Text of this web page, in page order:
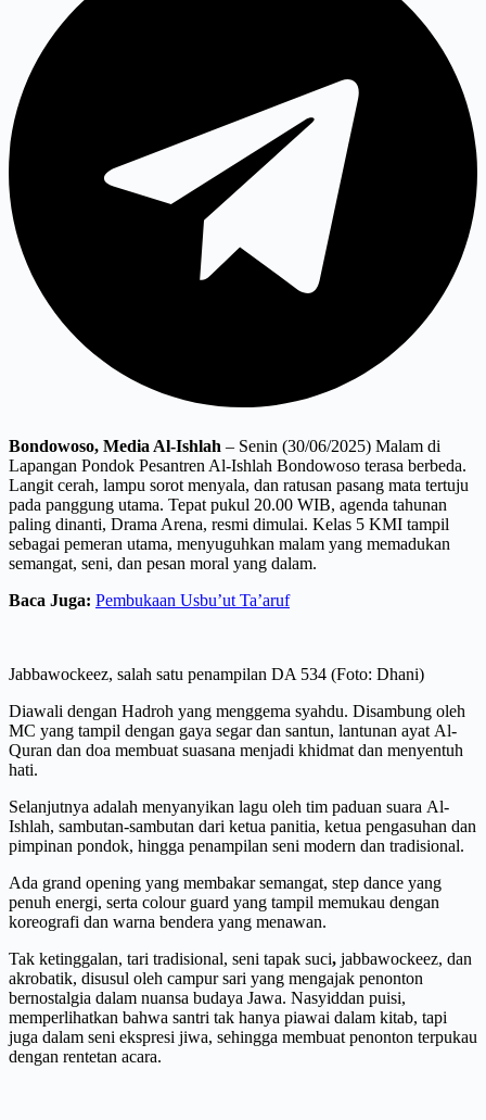
Bondowoso, Media Al-Ishlah – Senin (30/06/2025) Malam di
Lapangan Pondok Pesantren Al-Ishlah Bondowoso terasa berbeda.
Langit cerah, lampu sorot menyala, dan ratusan pasang mata tertuju
pada panggung utama. Tepat pukul 20.00 WIB, agenda tahunan
paling dinanti, Drama Arena, resmi dimulai. Kelas 5 KMI tampil
sebagai pemeran utama, menyuguhkan malam yang memadukan
semangat, seni, dan pesan moral yang dalam.
Baca Juga: Pembukaan Usbu’ut Ta’aruf
Jabbawockeez, salah satu penampilan DA 534 (Foto: Dhani)
Diawali dengan Hadroh yang menggema syahdu. Disambung oleh
MC yang tampil dengan gaya segar dan santun, lantunan ayat Al-
Quran dan doa membuat suasana menjadi khidmat dan menyentuh
hati.
Selanjutnya adalah menyanyikan lagu oleh tim paduan suara Al-
Ishlah, sambutan-sambutan dari ketua panitia, ketua pengasuhan dan
pimpinan pondok, hingga penampilan seni modern dan tradisional.
Ada grand opening yang membakar semangat, step dance yang
penuh energi, serta colour guard yang tampil memukau dengan
koreografi dan warna bendera yang menawan.
Tak ketinggalan, tari tradisional, seni tapak suci, jabbawockeez, dan
akrobatik, disusul oleh campur sari yang mengajak penonton
bernostalgia dalam nuansa budaya Jawa. Nasyiddan puisi,
memperlihatkan bahwa santri tak hanya piawai dalam kitab, tapi
juga dalam seni ekspresi jiwa, sehingga membuat penonton terpukau
dengan rentetan acara.